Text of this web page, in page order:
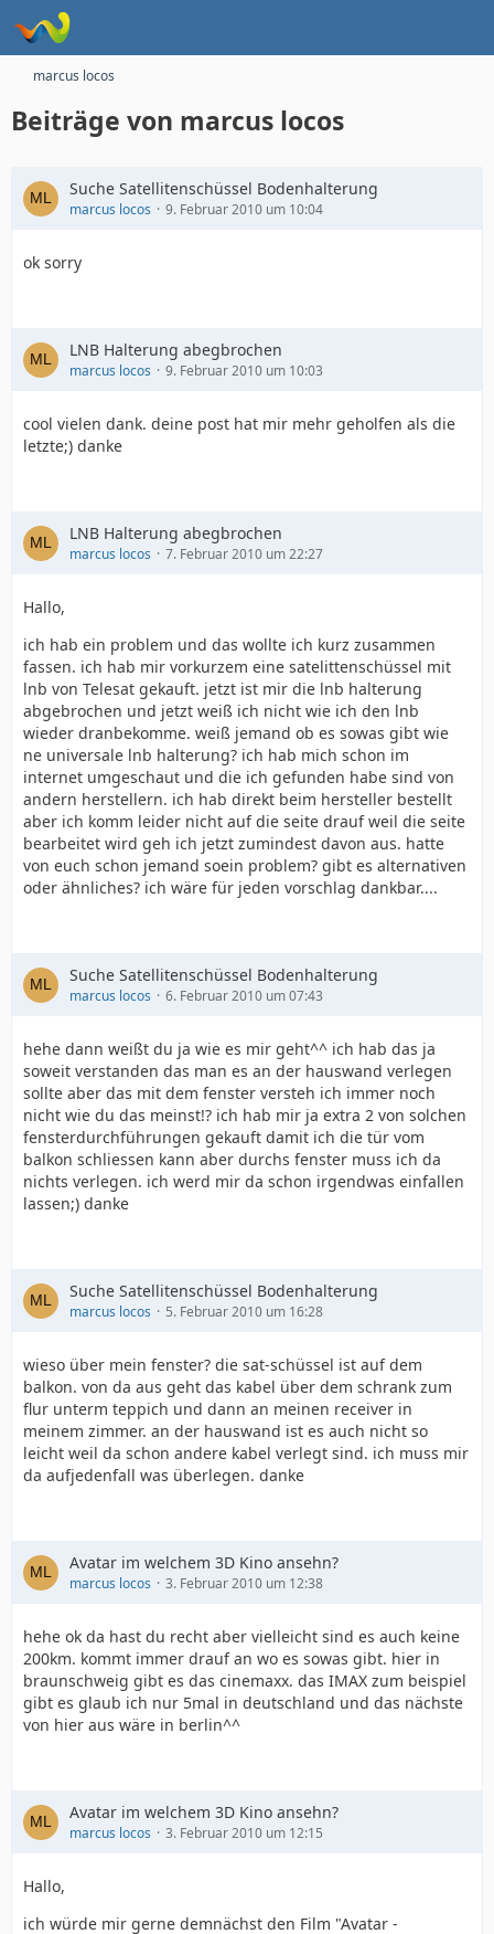
marcus locos
Beiträge von marcus locos
Suche Satellitenschüssel Bodenhalterung
marcus locos 9. Februar 2010 um 10:04
ok sorry
LNB Halterung abegbrochen
marcus locos 9. Februar 2010 um 10:03
cool vielen dank. deine post hat mir mehr geholfen als die
letzte;) danke
LNB Halterung abegbrochen
marcus locos 7. Februar 2010 um 22:27
Hallo,
ich hab ein problem und das wollte ich kurz zusammen
fassen. ich hab mir vorkurzem eine satelittenschüssel mit
lnb von Telesat gekauft. jetzt ist mir die lnb halterung
abgebrochen und jetzt weiß ich nicht wie ich den lnb
wieder dranbekomme. weiß jemand ob es sowas gibt wie
ne universale lnb halterung? ich hab mich schon im
internet umgeschaut und die ich gefunden habe sind von
andern herstellern. ich hab direkt beim hersteller bestellt
aber ich komm leider nicht auf die seite drauf weil die seite
bearbeitet wird geh ich jetzt zumindest davon aus. hatte
von euch schon jemand soein problem? gibt es alternativen
oder ähnliches? ich wäre für jeden vorschlag dankbar....
Suche Satellitenschüssel Bodenhalterung
marcus locos 6. Februar 2010 um 07:43
hehe dann weißt du ja wie es mir geht^^ ich hab das ja
soweit verstanden das man es an der hauswand verlegen
sollte aber das mit dem fenster versteh ich immer noch
nicht wie du das meinst!? ich hab mir ja extra 2 von solchen
fensterdurchführungen gekauft damit ich die tür vom
balkon schliessen kann aber durchs fenster muss ich da
nichts verlegen. ich werd mir da schon irgendwas einfallen
lassen;) danke
Suche Satellitenschüssel Bodenhalterung
marcus locos 5. Februar 2010 um 16:28
wieso über mein fenster? die sat-schüssel ist auf dem
balkon. von da aus geht das kabel über dem schrank zum
flur unterm teppich und dann an meinen receiver in
meinem zimmer. an der hauswand ist es auch nicht so
leicht weil da schon andere kabel verlegt sind. ich muss mir
da aufjedenfall was überlegen. danke
Avatar im welchem 3D Kino ansehn?
marcus locos 3. Februar 2010 um 12:38
hehe ok da hast du recht aber vielleicht sind es auch keine
200km. kommt immer drauf an wo es sowas gibt. hier in
braunschweig gibt es das cinemaxx. das IMAX zum beispiel
gibt es glaub ich nur 5mal in deutschland und das nächste
von hier aus wäre in berlin^^
Avatar im welchem 3D Kino ansehn?
marcus locos 3. Februar 2010 um 12:15
Hallo,
ich würde mir gerne demnächst den Film "Avatar -